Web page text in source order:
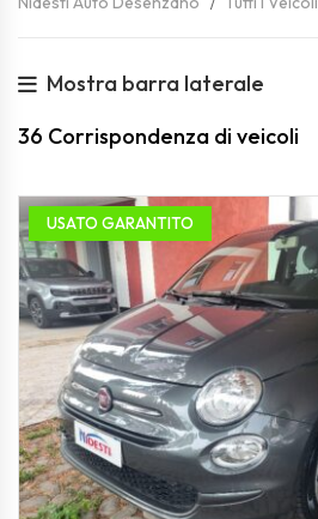
Mostra barra laterale
36 Corrispondenza di veicoli
USATO GARANTITO